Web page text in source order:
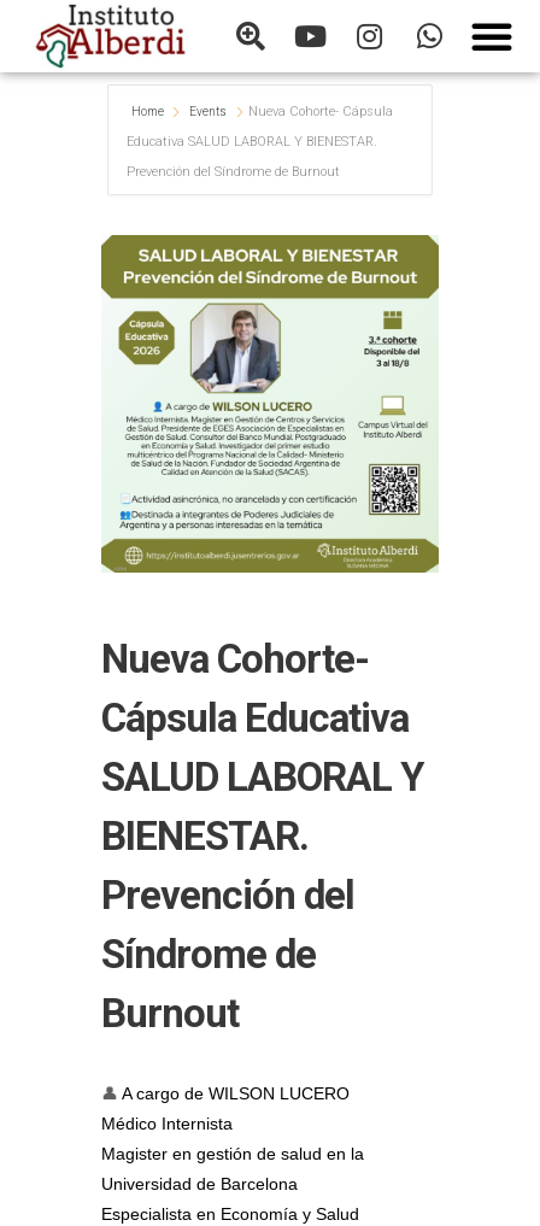
Home Events
Nueva Cohorte- Cápsula
Educativa SALUD LABORAL Y BIENESTAR.
Prevención del Síndrome de Burnout
Nueva Cohorte-
Cápsula Educativa
SALUD LABORAL Y
BIENESTAR.
Prevención del
Síndrome de
Burnout
👤 A cargo de WILSON LUCERO
Médico Internista
Magister en gestión de salud en la
Universidad de Barcelona
Especialista en Economía y Salud